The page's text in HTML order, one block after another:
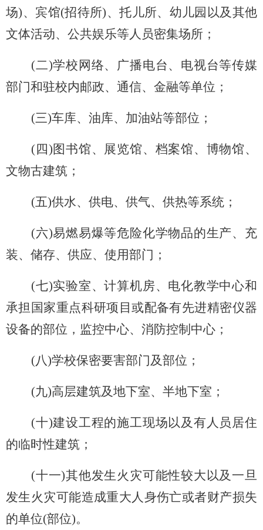
场)、宾馆(招待所)、托儿所、幼儿园以及其他
文体活动、公共娱乐等人员密集场所；
(二)学校网络、广播电台、电视台等传媒
部门和驻校内邮政、通信、金融等单位；
(三)车库、油库、加油站等部位；
(四)图书馆、展览馆、档案馆、博物馆、
文物古建筑；
(五)供水、供电、供气、供热等系统；
(六)易燃易爆等危险化学物品的生产、充
装、储存、供应、使用部门；
(七)实验室、计算机房、电化教学中心和
承担国家重点科研项目或配备有先进精密仪器
设备的部位，监控中心、消防控制中心；
(八)学校保密要害部门及部位；
(九)高层建筑及地下室、半地下室；
(十)建设工程的施工现场以及有人员居住
的临时性建筑；
(十一)其他发生火灾可能性较大以及一旦
发生火灾可能造成重大人身伤亡或者财产损失
的单位(部位)。